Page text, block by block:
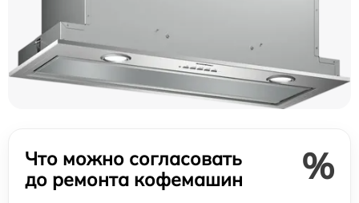
Что можно согласовать
до ремонта кофемашин
%